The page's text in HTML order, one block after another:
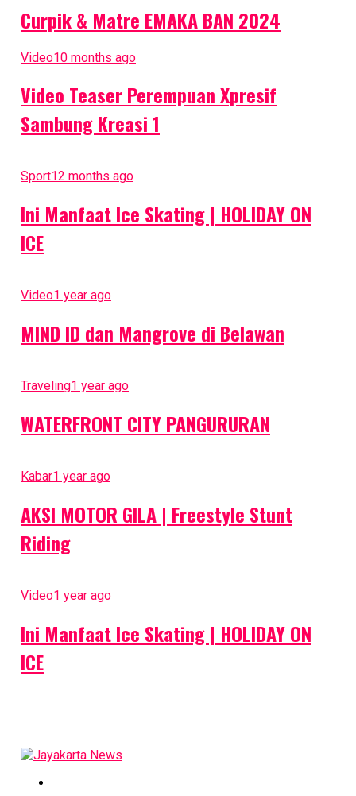
Curpik & Matre EMAKA BAN 2024
Video10 months ago
Video Teaser Perempuan Xpresif
Sambung Kreasi 1
Sport12 months ago
Ini Manfaat Ice Skating | HOLIDAY ON
ICE
Video1 year ago
MIND ID dan Mangrove di Belawan
Traveling1 year ago
WATERFRONT CITY PANGURURAN
Kabar1 year ago
AKSI MOTOR GILA | Freestyle Stunt
Riding
Video1 year ago
Ini Manfaat Ice Skating | HOLIDAY ON
ICE